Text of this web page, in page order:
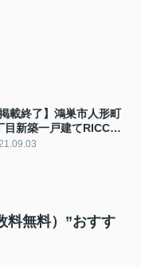
掲載終了】鴻巣市人形町
目新築一戸建てRICCA
棟
料無料）”おすす